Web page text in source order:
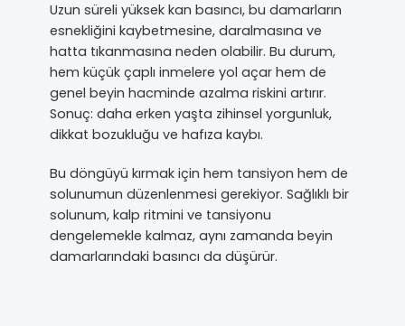
Uzun süreli yüksek kan basıncı, bu damarların
esnekliğini kaybetmesine, daralmasına ve
hatta tıkanmasına neden olabilir. Bu durum,
hem küçük çaplı inmelere yol açar hem de
genel beyin hacminde azalma riskini artırır.
Sonuç: daha erken yaşta zihinsel yorgunluk,
dikkat bozukluğu ve hafıza kaybı.
Bu döngüyü kırmak için hem tansiyon hem de
solunumun düzenlenmesi gerekiyor. Sağlıklı bir
solunum, kalp ritmini ve tansiyonu
dengelemekle kalmaz, aynı zamanda beyin
damarlarındaki basıncı da düşürür.